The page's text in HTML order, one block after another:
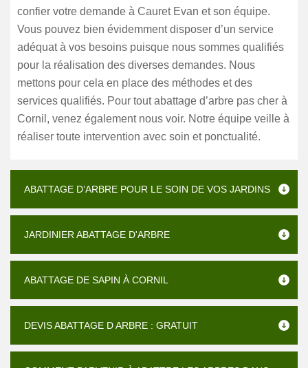
confier votre demande à Cauret Evan et son équipe.
Vous pouvez bien évidemment disposer d’un service
adéquat à vos besoins puisque nous sommes qualifiés
pour la réalisation des diverses demandes. Nous
mettons pour cela en place des méthodes et des
services qualifiés. Pour tout abattage d’arbre pas cher à
Cornil, venez également nous voir. Notre équipe veille à
réaliser toute intervention avec soin et ponctualité.
ABATTAGE D’ARBRE POUR LE SOIN DE VOS JARDINS
JARDINIER ABATTAGE D'ARBRE
ABATTAGE DE SAPIN À CORNIL
DEVIS ABATTAGE D ARBRE : GRATUIT